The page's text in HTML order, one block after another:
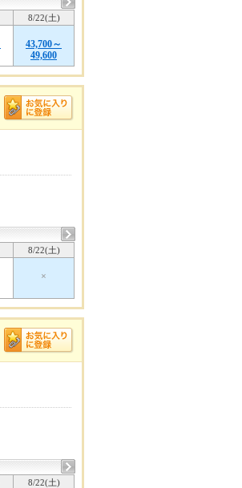
8/22(土)
43,700～
49,600
8/22(土)
×
8/22(土)